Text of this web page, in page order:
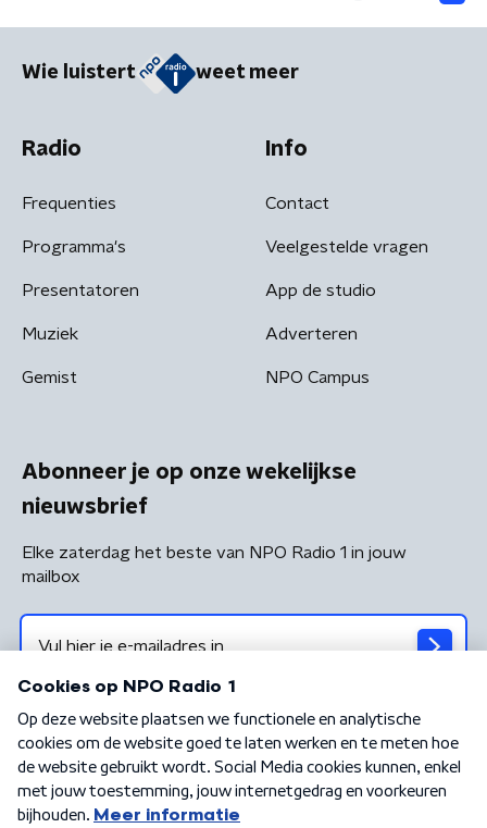
Wie luistert weet meer
Radio
Frequenties
Programma's
Presentatoren
Muziek
Gemist
Info
Contact
Veelgestelde vragen
App de studio
Adverteren
NPO Campus
Abonneer je op onze wekelijkse
nieuwsbrief
Elke zaterdag het beste van NPO Radio 1 in jouw
mailbox
Algemene voorwaarden